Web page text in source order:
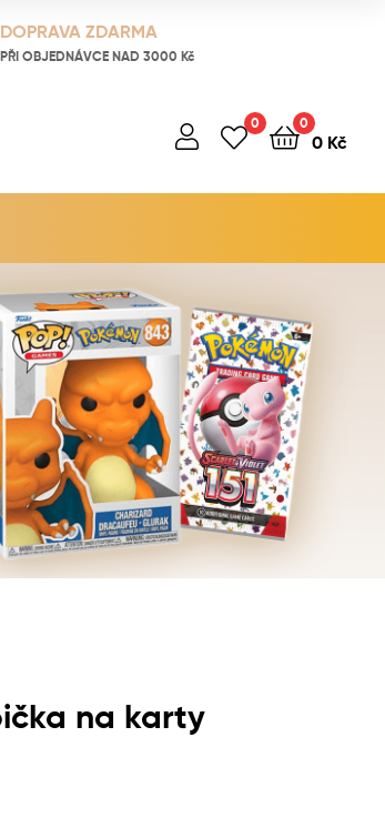
DOPRAVA ZDARMA
PŘI OBJEDNÁVCE NAD 3000 Kč
0 0
0 Kč
na karty